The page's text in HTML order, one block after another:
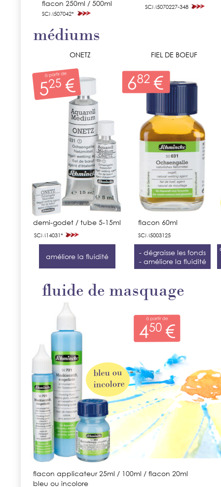
flacon 250ml / 500ml
SCM507042*
SCM5070227-348
médiums
ONETZ FIEL DE BOEUF
demi-godet / tube 5-15ml
SCM14031*
améliore la fluidité
flacon 60ml
SCM5003125
- dégraisse les fonds
- améliore la fluidité
fluide de masquage
flacon applicateur 25ml / 100ml / flacon 20ml
bleu ou incolore